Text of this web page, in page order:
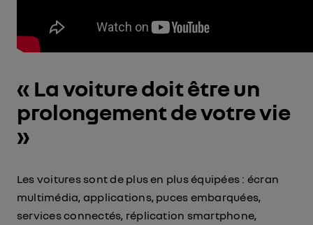
« La voiture doit être un
prolongement de votre vie
»
Les voitures sont de plus en plus équipées : écran
multimédia, applications, puces embarquées,
services connectés, réplication smartphone,